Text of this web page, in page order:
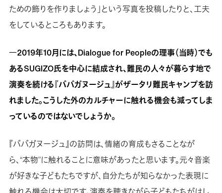
ための飾りを作りましょう」という写真を投稿したりと、工夫
をしているところもあります。
―2019年10月には、Dialogue for Peopleの理事（当時）でも
あるSUGIZO氏を中心に結成され、難民の人々が暮らす地で
演奏を続ける『ババガヌージュ』がザータリ難民キャンプを訪
れました。こうした外のカルチャーに触れる機会も減ってしま
っているのではないでしょうか。
『ババガヌージュ』の訪問は、情緒の育成もさることなが
ら、“本物”に触れることに意味があったと思います。元々音楽
が好きな子どもたちですが、自分たちが知らなかった表現に